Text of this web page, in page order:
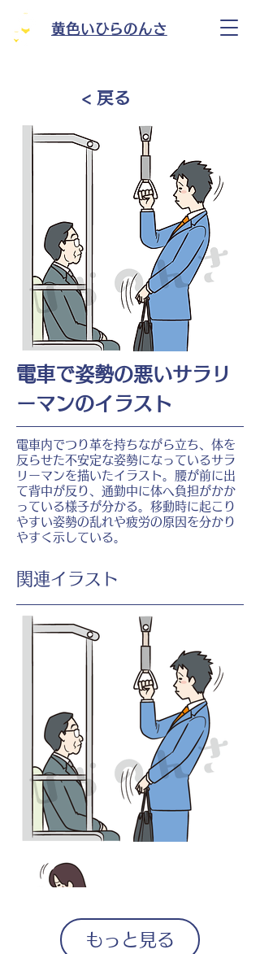
黄色いひらのんさ
< 戻る
電車で姿勢の悪いサラリ
ーマンのイラスト
電車内でつり革を持ちながら立ち、体を
反らせた不安定な姿勢になっているサラ
リーマンを描いたイラスト。腰が前に出
て背中が反り、通勤中に体へ負担がかか
っている様子が分かる。移動時に起こり
やすい姿勢の乱れや疲労の原因を分かり
やすく示している。
​関連イラスト
もっと見る